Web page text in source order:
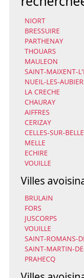
NIORT
BRESSUIRE
PARTHENAY
THOUARS
MAULEON
SAINT-MAIXENT-
NUEIL-LES-
LA CRECHE
CHAURAY
AIFFRES
CERIZAY
CELLES-SUR-BELLE
MELLE
ECHIRE
VOUILLE
Villes
BRULAIN
FORS
JUSCORPS
VOUILLE
SAINT-ROMANS-
SAINT-MARTIN-
PRAHECQ